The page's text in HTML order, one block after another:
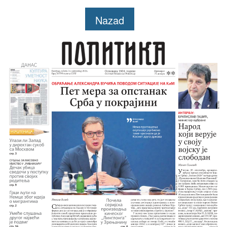
Nazad